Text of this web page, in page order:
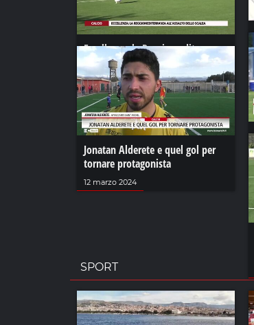
Eccellenza, la Reggiomediterranea
all’assalto dello Scalea
15 ottobre 2022
Jonatan Alderete e quel gol per
tornare protagonista
12 marzo 2024
SPORT